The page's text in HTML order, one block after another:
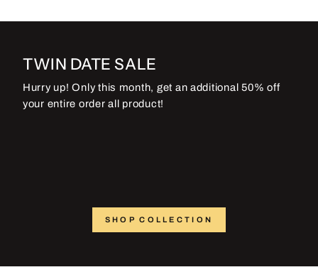
TWIN DATE SALE
Hurry up! Only this month, get an additional 50% off
your entire order all product!
SHOP COLLECTION